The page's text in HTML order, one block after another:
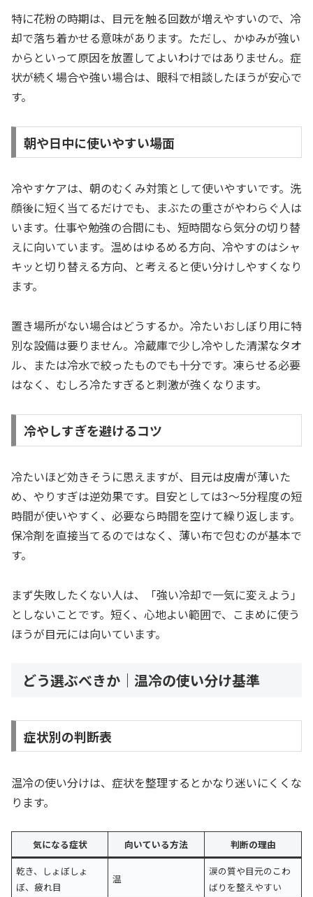
特に花粉の時期は、目元を触る回数が増えやすいので、冷
却で落ち着かせる意味があります。ただし、かゆみが強い
からといって原因を放置してよいわけではありません。症
状が続く場合や強い場合は、眼科で相談したほうが安心で
す。
朝や日中に使いやすい場面
冷やすケアは、朝のむくみ対策として使いやすいです。洗
顔後に短く当てるだけでも、まぶたの重さがやわらぐ人は
います。仕事や勉強の合間にも、短時間なら気分の切り替
えに向いています。温めはゆるめる方向、冷やすのはシャ
キッと切り替える方向、と考えると使い分けしやすくなり
ます。
置き場所がない場合はどうするか。冷たいおしぼり用に特
別な設備は要りません。冷蔵庫で少し冷やした清潔なタオ
ル、または冷水で絞ったものでも十分です。凍らせる必要
はなく、むしろ冷たすぎると刺激が強くなります。
冷やしすぎを避けるコツ
冷たいほど効きそうに思えますが、目元は皮膚が薄いた
め、やりすぎは逆効果です。目安としては3〜5分程度の短
時間が使いやすく、必要なら時間を空けて繰り返します。
保冷剤を直接当てるのではなく、薄い布で包むのが基本で
す。
まず失敗したくない人は、「強い冷却で一気に変えよう」
としないことです。短く、心地よい範囲で、こまめに使う
ほうが目元には向いています。
どう選ぶべきか｜温冷の使い分け基準
症状別の判断表
温冷の使い分けは、症状を整理するとかなり迷いにくくな
ります。
気になる症状 向いている方法
判断の理由
乾き、しょぼしょ
ぼ、疲れ目
温
涙の質や目元のこわ
ばりを整えやすい